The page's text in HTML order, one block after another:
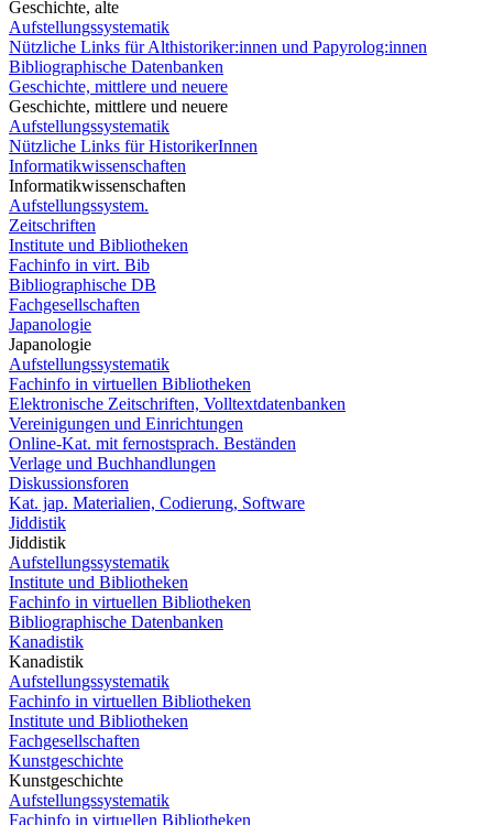
Geschichte, alte
Aufstellungssystematik
Nützliche Links für Althistoriker:innen und Papyrolog:innen
Bibliographische Datenbanken
Geschichte, mittlere und neuere
Geschichte, mittlere und neuere
Aufstellungssystematik
Nützliche Links für HistorikerInnen
Informatikwissenschaften
Informatikwissenschaften
Aufstellungssystem.
Zeitschriften
Institute und Bibliotheken
Fachinfo in virt. Bib
Bibliographische DB
Fachgesellschaften
Japanologie
Japanologie
Aufstellungssystematik
Fachinfo in virtuellen Bibliotheken
Elektronische Zeitschriften, Volltextdatenbanken
Vereinigungen und Einrichtungen
Online-Kat. mit fernostsprach. Beständen
Verlage und Buchhandlungen
Diskussionsforen
Kat. jap. Materialien, Codierung, Software
Jiddistik
Jiddistik
Aufstellungssystematik
Institute und Bibliotheken
Fachinfo in virtuellen Bibliotheken
Bibliographische Datenbanken
Kanadistik
Kanadistik
Aufstellungssystematik
Fachinfo in virtuellen Bibliotheken
Institute und Bibliotheken
Fachgesellschaften
Kunstgeschichte
Kunstgeschichte
Aufstellungssystematik
Fachinfo in virtuellen Bibliotheken